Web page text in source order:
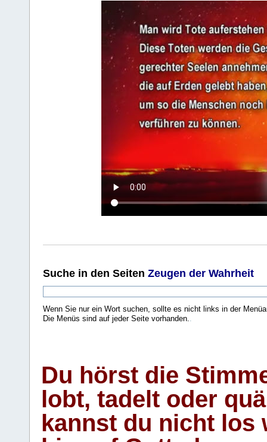
Suche in den Seiten Zeugen der Wahrheit
Wenn Sie nur ein Wort suchen, sollte es nicht links in der
Die Menüs sind auf jeder Seite vorhanden..
Du hörst die
lobt, tadelt oder
kannst du nicht los